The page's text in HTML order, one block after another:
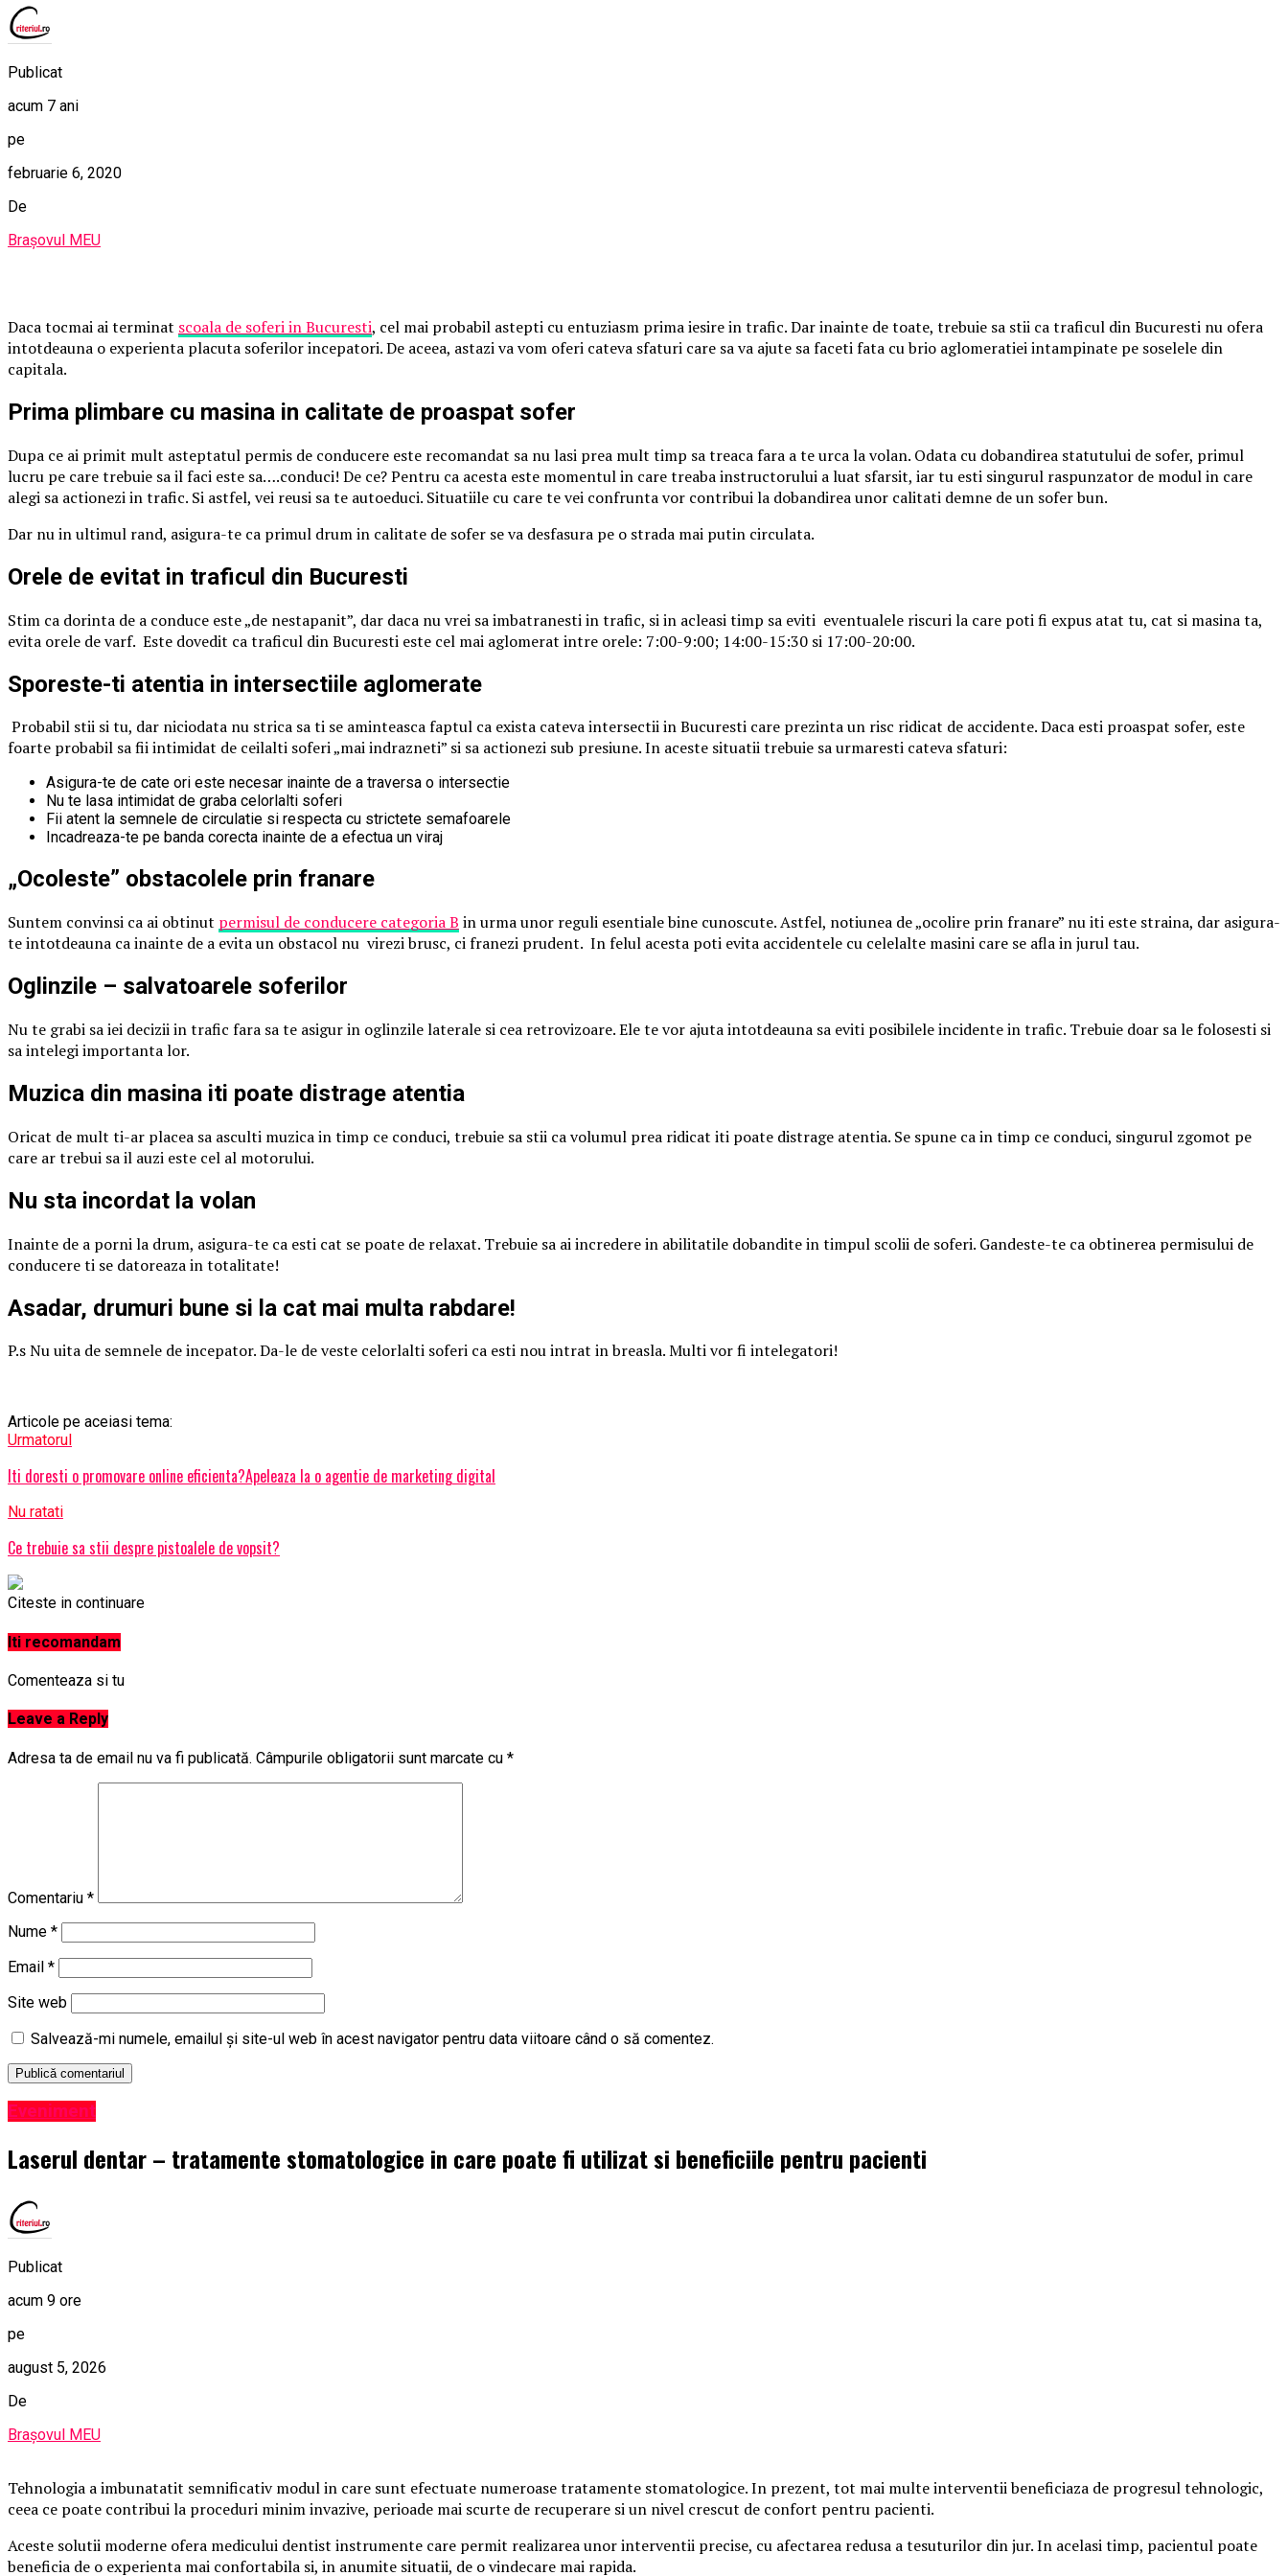
Publicat
acum 7 ani
pe
februarie 6, 2020
De
Brașovul MEU
Daca tocmai ai terminat scoala de soferi in Bucuresti, cel mai probabil astepti cu entuziasm prima iesire in trafic. Dar inainte de toate, trebuie sa stii ca traficul din Bucuresti nu ofera
intotdeauna o experienta placuta soferilor incepatori. De aceea, astazi va vom oferi cateva sfaturi care sa va ajute sa faceti fata cu brio aglomeratiei intampinate pe soselele din
capitala.
Prima plimbare cu masina in calitate de proaspat sofer
Dupa ce ai primit mult asteptatul permis de conducere este recomandat sa nu lasi prea mult timp sa treaca fara a te urca la volan. Odata cu dobandirea statutului de sofer, primul
lucru pe care trebuie sa il faci este sa….conduci! De ce? Pentru ca acesta este momentul in care treaba instructorului a luat sfarsit, iar tu esti singurul raspunzator de modul in care
alegi sa actionezi in trafic. Si astfel, vei reusi sa te autoeduci. Situatiile cu care te vei confrunta vor contribui la dobandirea unor calitati demne de un sofer bun.
Dar nu in ultimul rand, asigura-te ca primul drum in calitate de sofer se va desfasura pe o strada mai putin circulata.
Orele de evitat in traficul din Bucuresti
Stim ca dorinta de a conduce este „de nestapanit”, dar daca nu vrei sa imbatranesti in trafic, si in acleasi timp sa eviti eventualele riscuri la care poti fi expus atat tu, cat si masina ta,
evita orele de varf. Este dovedit ca traficul din Bucuresti este cel mai aglomerat intre orele: 7:00-9:00; 14:00-15:30 si 17:00-20:00.
Sporeste-ti atentia in intersectiile aglomerate
Probabil stii si tu, dar niciodata nu strica sa ti se aminteasca faptul ca exista cateva intersectii in Bucuresti care prezinta un risc ridicat de accidente. Daca esti proaspat sofer, este
foarte probabil sa fii intimidat de ceilalti soferi „mai indrazneti” si sa actionezi sub presiune. In aceste situatii trebuie sa urmaresti cateva sfaturi:
Asigura-te de cate ori este necesar inainte de a traversa o intersectie
Nu te lasa intimidat de graba celorlalti soferi
Fii atent la semnele de circulatie si respecta cu strictete semafoarele
Incadreaza-te pe banda corecta inainte de a efectua un viraj
„Ocoleste” obstacolele prin franare
Suntem convinsi ca ai obtinut permisul de conducere categoria B in urma unor reguli esentiale bine cunoscute. Astfel, notiunea de „ocolire prin franare” nu iti este straina, dar asigura-
te intotdeauna ca inainte de a evita un obstacol nu virezi brusc, ci franezi prudent. In felul acesta poti evita accidentele cu celelalte masini care se afla in jurul tau.
Oglinzile – salvatoarele soferilor
Nu te grabi sa iei decizii in trafic fara sa te asigur in oglinzile laterale si cea retrovizoare. Ele te vor ajuta intotdeauna sa eviti posibilele incidente in trafic. Trebuie doar sa le folosesti si
sa intelegi importanta lor.
Muzica din masina iti poate distrage atentia
Oricat de mult ti-ar placea sa asculti muzica in timp ce conduci, trebuie sa stii ca volumul prea ridicat iti poate distrage atentia. Se spune ca in timp ce conduci, singurul zgomot pe
care ar trebui sa il auzi este cel al motorului.
Nu sta incordat la volan
Inainte de a porni la drum, asigura-te ca esti cat se poate de relaxat. Trebuie sa ai incredere in abilitatile dobandite in timpul scolii de soferi. Gandeste-te ca obtinerea permisului de
conducere ti se datoreaza in totalitate!
Asadar, drumuri bune si la cat mai multa rabdare!
P.s Nu uita de semnele de incepator. Da-le de veste celorlalti soferi ca esti nou intrat in breasla. Multi vor fi intelegatori!
Articole pe aceiasi tema:
Urmatorul
Iti doresti o promovare online eficienta?Apeleaza la o agentie de marketing digital
Nu ratati
Ce trebuie sa stii despre pistoalele de vopsit?
Citeste in continuare
Iti recomandam
Comenteaza si tu
Leave a Reply
Adresa ta de email nu va fi publicată. Câmpurile obligatorii sunt marcate cu *
Comentariu *
Nume *
Email *
Site web
Salvează-mi numele, emailul și site-ul web în acest navigator pentru data viitoare când o să comentez.
Eveniment
Laserul dentar – tratamente stomatologice in care poate fi utilizat si beneficiile pentru pacienti
Publicat
acum 9 ore
pe
august 5, 2026
De
Brașovul MEU
Tehnologia a imbunatatit semnificativ modul in care sunt efectuate numeroase tratamente stomatologice. In prezent, tot mai multe interventii beneficiaza de progresul tehnologic,
ceea ce poate contribui la proceduri minim invazive, perioade mai scurte de recuperare si un nivel crescut de confort pentru pacienti.
Aceste solutii moderne ofera medicului dentist instrumente care permit realizarea unor interventii precise, cu afectarea redusa a tesuturilor din jur. In acelasi timp, pacientul poate
beneficia de o experienta mai confortabila si, in anumite situatii, de o vindecare mai rapida.